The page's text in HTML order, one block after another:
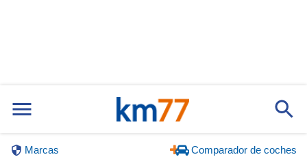
Marcas Comparador de coches